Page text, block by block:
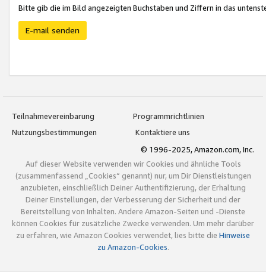
Bitte gib die im Bild angezeigten Buchstaben und Ziffern in das
E-mail senden
Teilnahmevereinbarung
Programmrichtlinien
Nutzungsbestimmungen
Kontaktiere uns
© 1996-2025, Amazon.com, Inc.
Auf dieser Website verwenden wir Cookies und ähnliche Tools
(zusammenfassend „Cookies“ genannt) nur, um Dir Dienstleistungen
anzubieten, einschließlich Deiner Authentifizierung, der Erhaltung
Deiner Einstellungen, der Verbesserung der Sicherheit und der
Bereitstellung von Inhalten. Andere Amazon-Seiten und -Dienste
können Cookies für zusätzliche Zwecke verwenden. Um mehr darüber
zu erfahren, wie Amazon Cookies verwendet, lies bitte die Hinweise
zu Amazon-Cookies.